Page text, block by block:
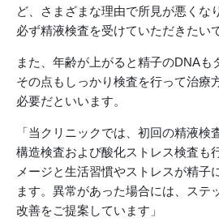
ど、さまざまな理由で所見が悪くな
必ず精液検査を受けていただきたい
また、年齢が上がると精子のDNAも
その点もしっかり検査を行って治療
必要だといいます。
「当クリニックでは、初回の精液検
構造検査および酸化ストレス検査も
メージと生活習慣やストレスが精子
ます。異常があった場合には、ステ
改善をご提案しています」